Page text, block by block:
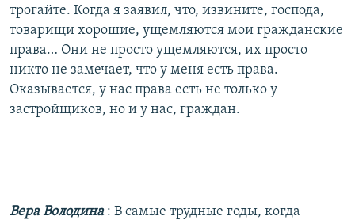
трогайте. Когда я заявил, что, извините, господа,
товарищи хорошие, ущемляются мои гражданские
права… Они не просто ущемляются, их просто
никто не замечает, что у меня есть права.
Оказывается, у нас права есть не только у
застройщиков, но и у нас, граждан.
Вера Володина : В самые трудные годы, когда